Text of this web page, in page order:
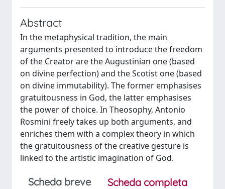
Abstract
In the metaphysical tradition, the main
arguments presented to introduce the freedom
of the Creator are the Augustinian one (based
on divine perfection) and the Scotist one (based
on divine immutability). The former emphasises
gratuitousness in God, the latter emphasises
the power of choice. In Theosophy, Antonio
Rosmini freely takes up both arguments, and
enriches them with a complex theory in which
the gratuitousness of the creative gesture is
linked to the artistic imagination of God.
Scheda breve
Scheda completa